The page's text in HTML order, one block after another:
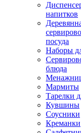
напитков
посуда
Наборы
блюда
Мармиты
Тарелки
Кувшины
Соусники
Креманки